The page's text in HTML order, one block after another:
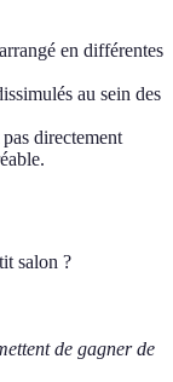
en différentes
au sein des
directement
salon ?
de gagner de